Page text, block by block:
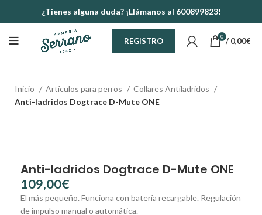
¿Tienes alguna duda? ¡Llámanos al 600899823!
REGISTRO 0 / 0,00€
Inicio Artículos para perros
Collares Antiladridos
Anti-ladridos Dogtrace D-Mute ONE
Anti-ladridos Dogtrace D-Mute ONE
€
El más pequeño. Funciona con batería recargable. Regulación
de impulso manual o automática.